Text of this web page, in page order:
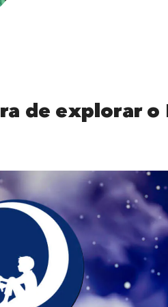
de explorar o